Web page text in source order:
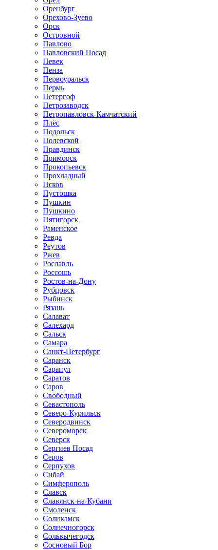
Оренбург
Орехово-Зуево
Орск
Островной
Павлово
Павловский Посад
Певек
Пенза
Первоуральск
Пермь
Петергоф
Петрозаводск
Петропавловск-Камчатский
Плёс
Подольск
Полевской
Правдинск
Приморск
Прокопьевск
Прохладный
Псков
Пустошка
Пушкин
Пушкино
Пятигорск
Раменское
Ревда
Реутов
Ржев
Рославль
Россошь
Ростов-на-Дону
Рубцовск
Рыбинск
Рязань
Салават
Салехард
Сальск
Самара
Санкт-Петербург
Саранск
Сарапул
Саратов
Саров
Свободный
Севастополь
Северо-Курильск
Северодвинск
Североморск
Северск
Сергиев Посад
Серов
Серпухов
Сибай
Симферополь
Славск
Славянск-на-Кубани
Смоленск
Соликамск
Солнечногорск
Сольвычегодск
Сосновый Бор